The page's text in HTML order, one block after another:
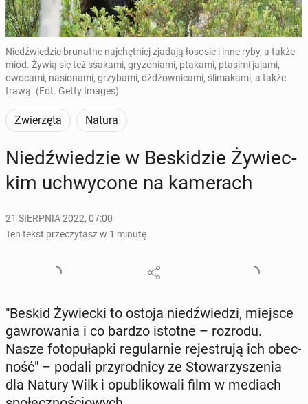
Niedźwiedzie brunatne najchętniej zjadają łososie i inne ryby, a także
miód. Żywią się też ssakami, gryzoniami, ptakami, ptasimi jajami,
owocami, nasionami, grzybami, dżdżownicami, ślimakami, a także
trawą. (Fot. Getty Images)
Zwierzęta Natura
Niedź­wie­dzie w Be­ski­dzie Ży­wiec­
kim uchwy­co­ne na ka­me­rach
21 SIERPNIA 2022, 07:00
Ten tekst przeczytasz w 1 minutę
"Beskid Ży­wiec­ki to ostoja niedź­wie­dzi, miejsce
gaw­ro­wa­nia i co bardzo istotne – rozrodu.
Nasze fo­to­pu­łap­ki re­gu­lar­nie re­je­stru­ją ich obec­
ność" – podali przy­rod­ni­cy ze Sto­wa­rzy­sze­nia
dla Natury Wilk i opu­bli­ko­wa­li film w mediach